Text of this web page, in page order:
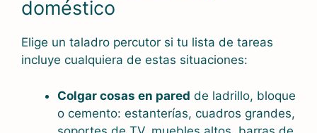
doméstico
Elige un taladro percutor si tu lista de tareas
incluye cualquiera de estas situaciones:
Colgar cosas en pared de ladrillo, bloque
o cemento: estanterías, cuadros grandes,